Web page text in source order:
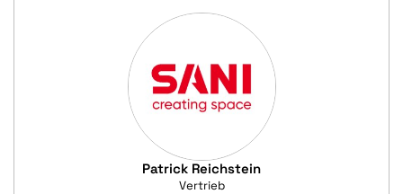
Patrick Reichstein
Vertrieb